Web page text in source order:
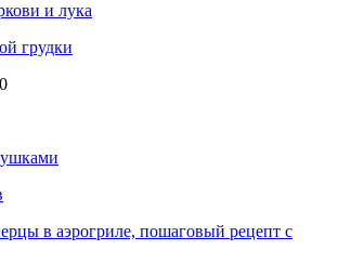
и лука
грудки
в аэрогриле, пошаговый рецепт с